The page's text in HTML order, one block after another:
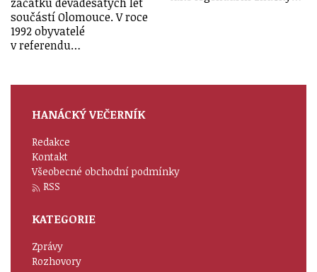
začátku devadesátých let
součástí Olomouce. V roce
1992 obyvatelé
v referendu…
HANÁCKÝ VEČERNÍK
Redakce
Kontakt
Všeobecné obchodní podmínky
RSS
KATEGORIE
Zprávy
Rozhovory